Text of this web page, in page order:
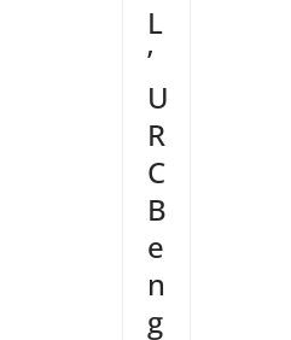
L
’
U
R
C
B
e
n
g